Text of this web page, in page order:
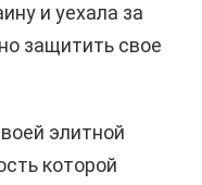
и уехала за
защитить свое
элитной
которой